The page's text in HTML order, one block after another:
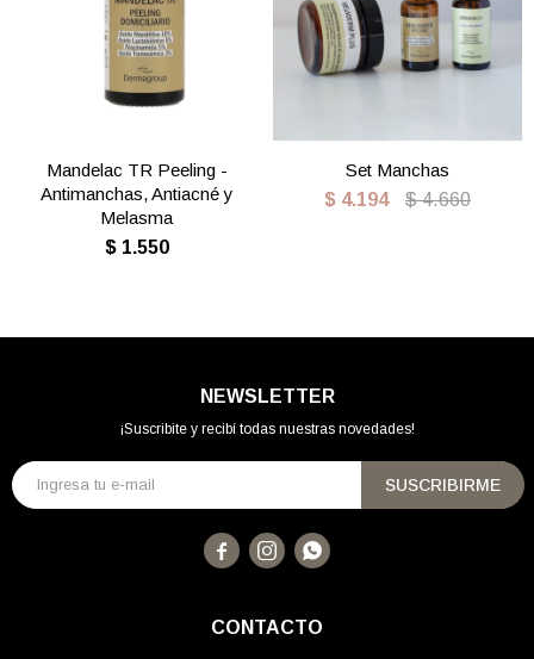
Mandelac TR Peeling -
Antimanchas, Antiacné y
Melasma
$ 1.550
Set Manchas
$ 4.194 $ 4.660
CONTACTO
NEWSLETTER
¡Suscribite y recibí todas nuestras novedades!
SUSCRIBIRME
  